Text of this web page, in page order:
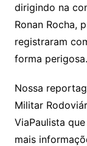
dirigindo na
Ronan Rocha,
registraram
forma perigosa.
Nossa
Militar
ViaPaulista
mais